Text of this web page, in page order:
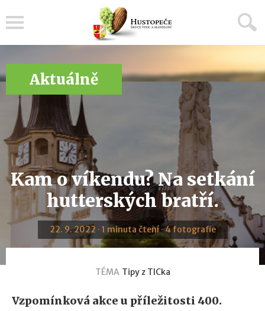
Aktuálně
Kam o víkendu? Na setkání
hutterských bratří.
22. 9. 2022 · 1 minuta čtení · 4 fotografie
TÉMA Tipy z TICka
Vzpomínková akce u příležitosti 400.